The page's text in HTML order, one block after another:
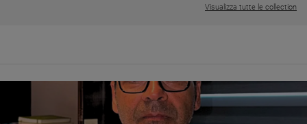
Visualizza tutte le collection